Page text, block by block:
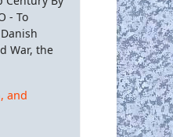
- To
War, the
and